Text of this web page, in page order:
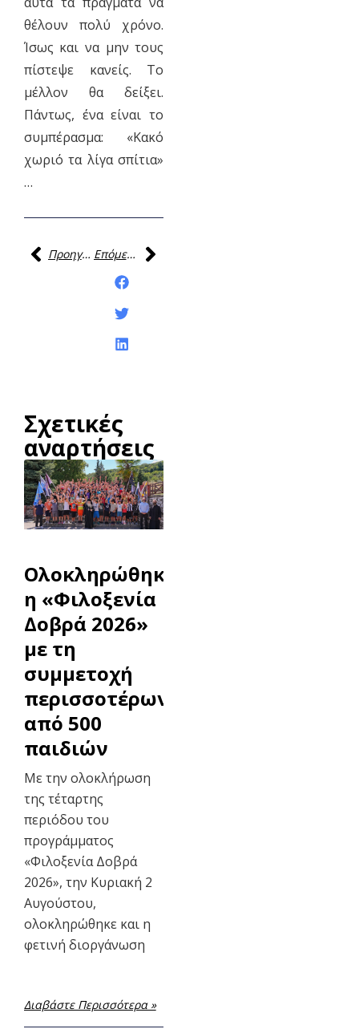
θέλουν πολύ χρόνο.
Ίσως και να μην τους
πίστεψε κανείς. Το
μέλλον θα δείξει.
Πάντως, ένα είναι το
συμπέρασμα: «Κακό
χωριό τα λίγα σπίτια»
…
Προηγούμενη
Επόμενη
Σχετικές
αναρτήσεις
Ολοκληρώθηκε
η «Φιλοξενία
Δοβρά 2026»
με τη
συμμετοχή
περισσοτέρων
από 500
παιδιών
Με την ολοκλήρωση
της τέταρτης
περιόδου του
προγράμματος
«Φιλοξενία Δοβρά
2026», την Κυριακή 2
Αυγούστου,
ολοκληρώθηκε και η
φετινή διοργάνωση
Διαβάστε Περισσότερα »